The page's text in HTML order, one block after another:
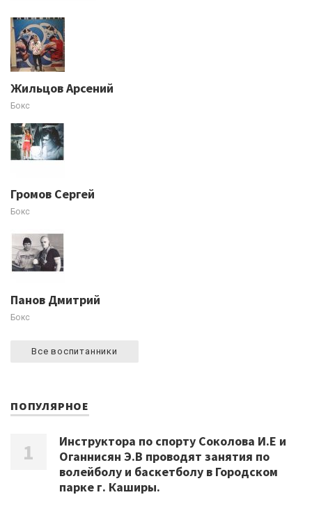
Жильцов Арсений
Бокс
Громов Сергей
Бокс
Панов Дмитрий
Бокс
Все воспитанники
ПОПУЛЯРНОЕ
Инструктора по спорту Соколова И.Е и
Оганнисян Э.В проводят занятия по
волейболу и баскетболу в Городском
парке г. Каширы.